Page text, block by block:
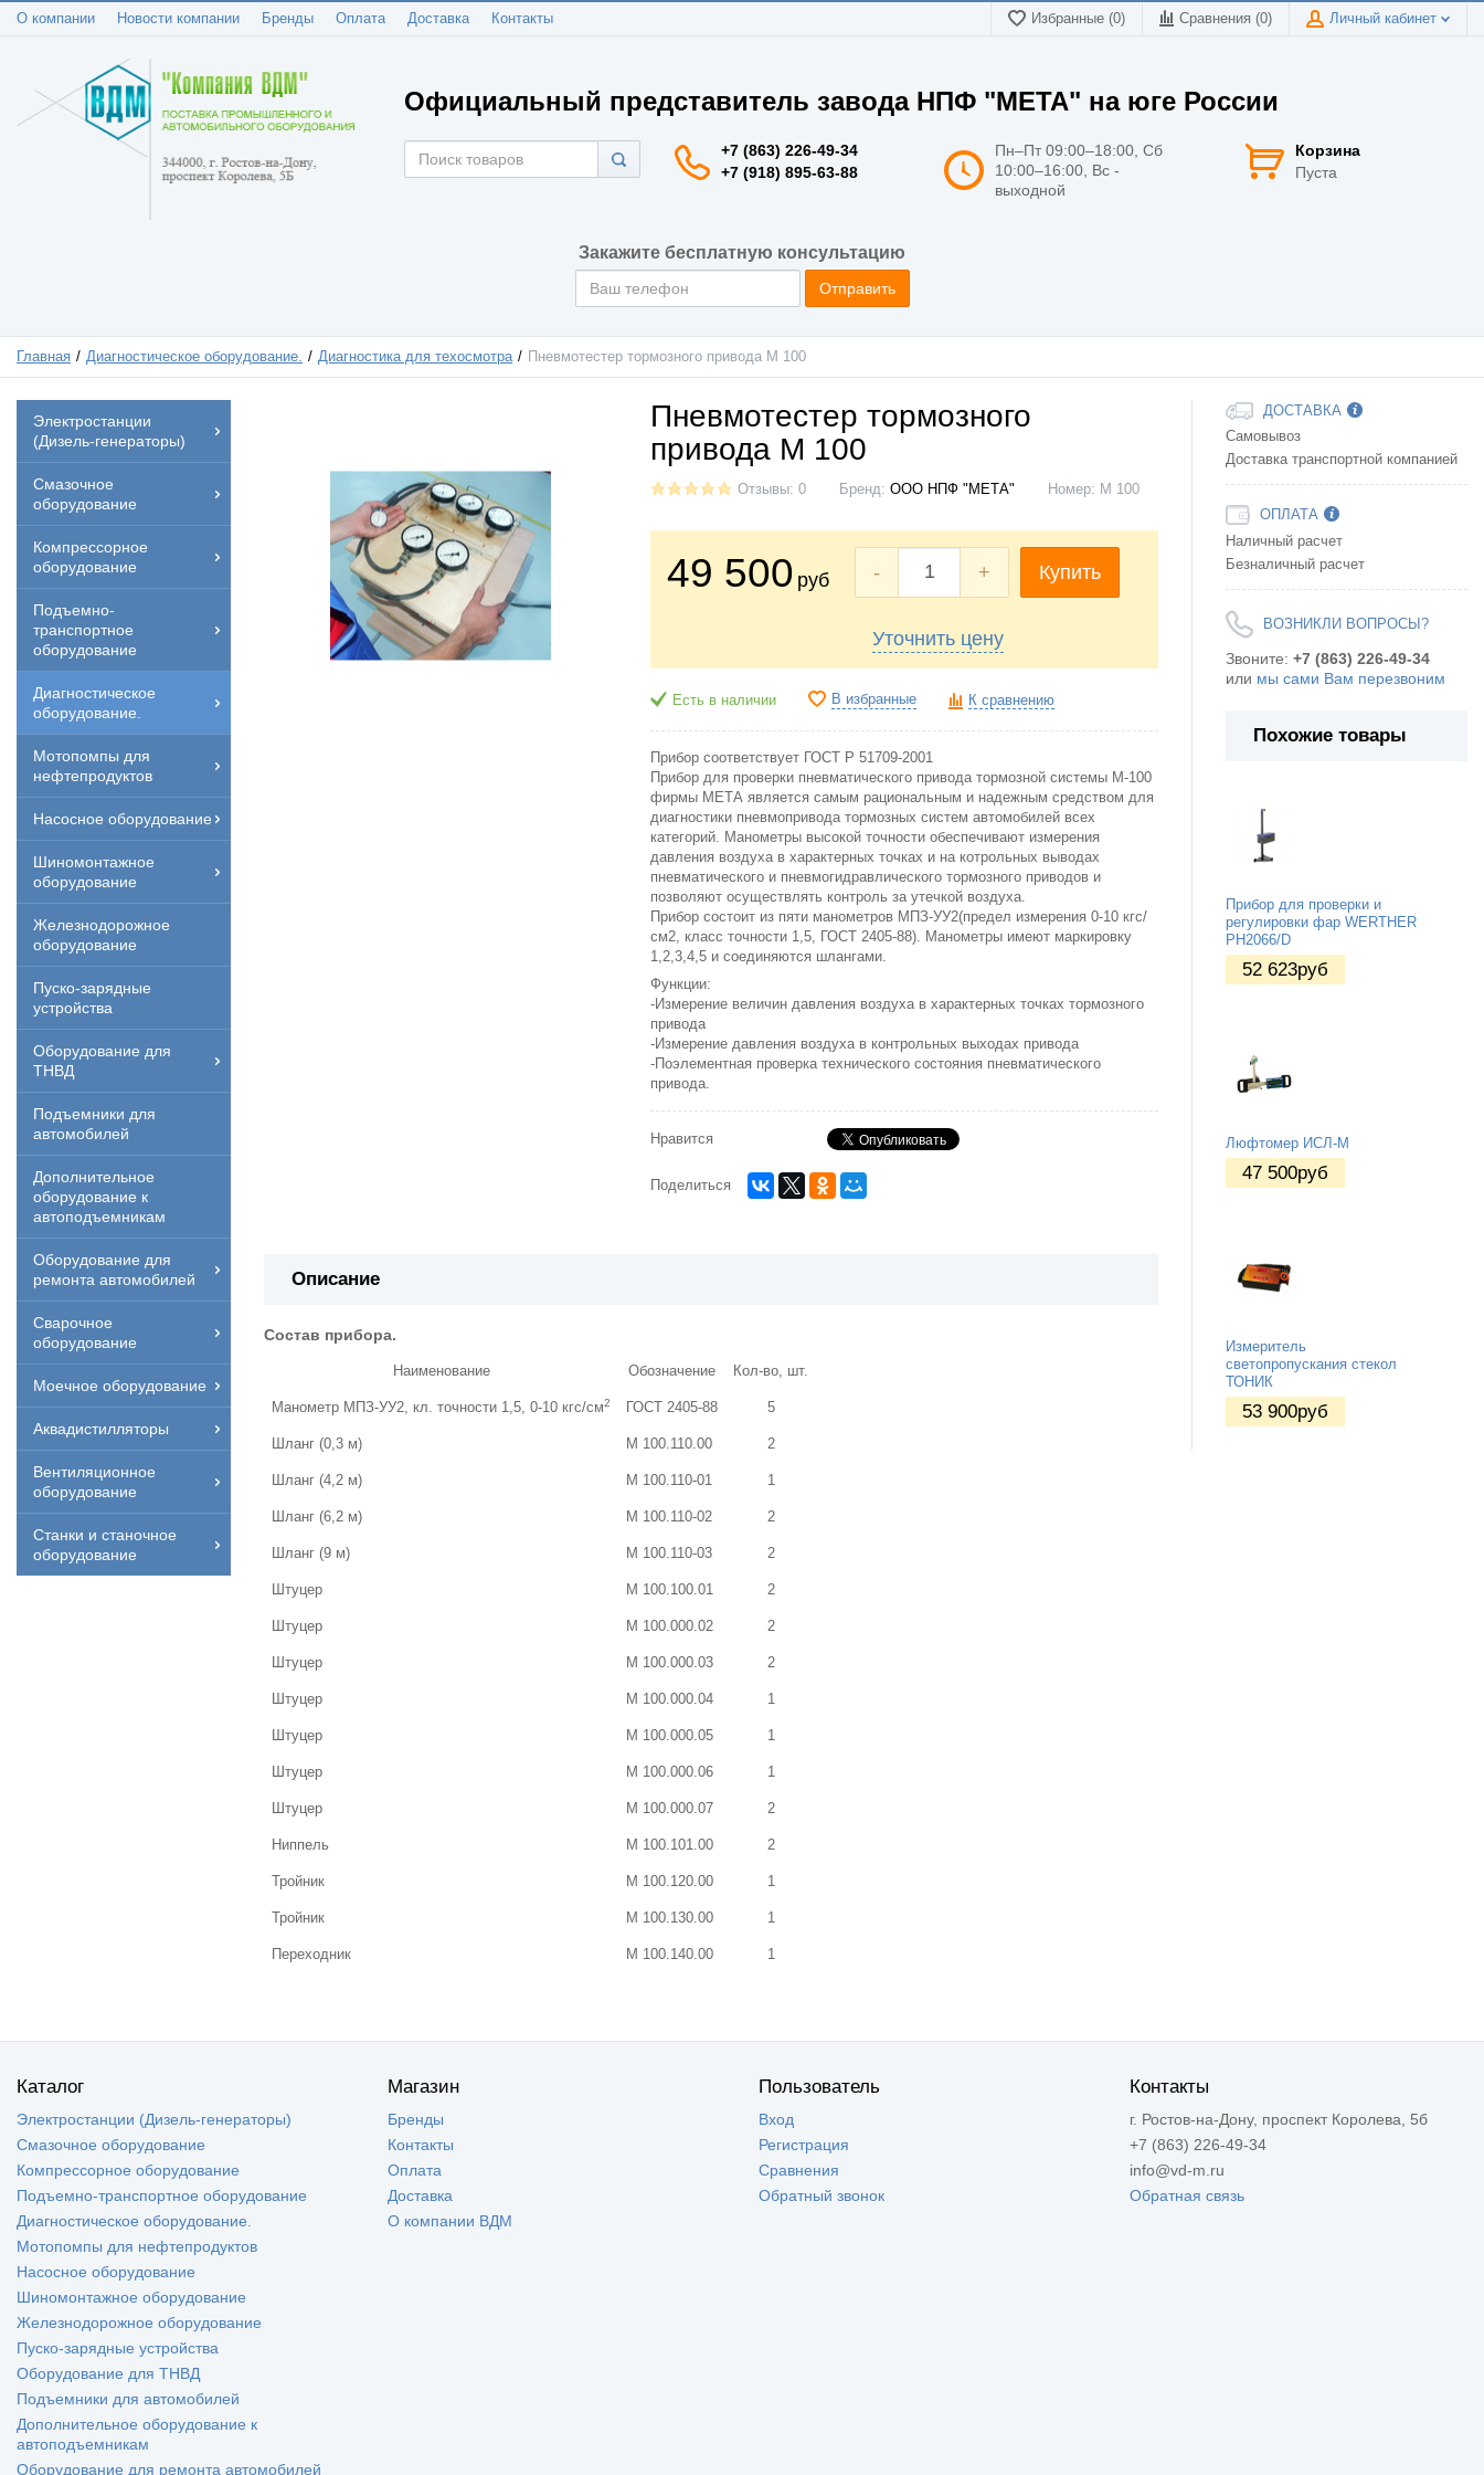
О компании Новости компании Бренды Оплата Доставка Контакты Избранные (0) Сравнения (0) Личный кабинет
Официальный представитель завода НПФ "МЕТА" на юге России
+7 (863) 226-49-34
+7 (918) 895-63-88
Пн–Пт 09:00–18:00, Сб
10:00–16:00, Вс -
выходной
Корзина
Пуста
Закажите бесплатную консультацию
Отправить
Главная Диагностическое оборудование. Диагностика для техосмотра Пневмотестер тормозного привода М 100
Электростанции
(Дизель-генераторы)
Смазочное
оборудование
Компрессорное
оборудование
Подъемно-
транспортное
оборудование
Диагностическое
оборудование.
Мотопомпы для
нефтепродуктов
Насосное оборудование
Шиномонтажное
оборудование
Железнодорожное
оборудование
Пуско-зарядные
устройства
Оборудование для
ТНВД
Подъемники для
автомобилей
Дополнительное
оборудование к
автоподъемникам
Оборудование для
ремонта автомобилей
Сварочное
оборудование
Моечное оборудование
Аквадистилляторы
Вентиляционное
оборудование
Станки и станочное
оборудование
Пневмотестер тормозного
привода М 100
Отзывы: 0 Бренд: ООО НПФ "МЕТА" Номер: М 100
49 500 руб - + Купить
Уточнить цену
Есть в наличии В избранные К сравнению
Прибор соответствует ГОСТ Р 51709-2001
Прибор для проверки пневматического привода тормозной системы М-100
фирмы МЕТА является самым рациональным и надежным средством для
диагностики пневмопривода тормозных систем автомобилей всех
категорий. Манометры высокой точности обеспечивают измерения
давления воздуха в характерных точках и на котрольных выводах
пневматического и пневмогидравлического тормозного приводов и
позволяют осуществлять контроль за утечкой воздуха.
Прибор состоит из пяти манометров МПЗ-УУ2(предел измерения 0-10 кгс/
см2, класс точности 1,5, ГОСТ 2405-88). Манометры имеют маркировку
1,2,3,4,5 и соединяются шлангами.
Функции:
-Измерение величин давления воздуха в характерных точках тормозного
привода
-Измерение давления воздуха в контрольных выходах привода
-Поэлементная проверка технического состояния пневматического
привода.
Нравится
Поделиться
Описание
Состав прибора.
Наименование Обозначение Кол-во, шт.
Манометр МПЗ-УУ2, кл. точности 1,5, 0-10 кгс/см2 ГОСТ 2405-88 5
Шланг (0,3 м) М 100.110.00 2
Шланг (4,2 м) М 100.110-01 1
Шланг (6,2 м) М 100.110-02 2
Шланг (9 м) М 100.110-03 2
Штуцер М 100.100.01 2
Штуцер М 100.000.02 2
Штуцер М 100.000.03 2
Штуцер М 100.000.04 1
Штуцер М 100.000.05 1
Штуцер М 100.000.06 1
Штуцер М 100.000.07 2
Ниппель М 100.101.00 2
Тройник М 100.120.00 1
Тройник М 100.130.00 1
Переходник М 100.140.00 1
ДОСТАВКА
Самовывоз
Доставка транспортной компанией
ОПЛАТА
Наличный расчет
Безналичный расчет
ВОЗНИКЛИ ВОПРОСЫ?
Звоните: +7 (863) 226-49-34
или мы сами Вам перезвоним
Похожие товары
Прибор для проверки и
регулировки фар WERTHER
PH2066/D
52 623руб
Люфтомер ИСЛ-М
47 500руб
Измеритель
светопропускания стекол
ТОНИК
53 900руб
Каталог
Электростанции (Дизель-генераторы)
Смазочное оборудование
Компрессорное оборудование
Подъемно-транспортное оборудование
Диагностическое оборудование.
Мотопомпы для нефтепродуктов
Насосное оборудование
Шиномонтажное оборудование
Железнодорожное оборудование
Пуско-зарядные устройства
Оборудование для ТНВД
Подъемники для автомобилей
Дополнительное оборудование к
автоподъемникам
Оборудование для ремонта автомобилей
Магазин
Бренды
Контакты
Оплата
Доставка
О компании ВДМ
Пользователь
Вход
Регистрация
Сравнения
Обратный звонок
Контакты
г. Ростов-на-Дону, проспект Королева, 5б
+7 (863) 226-49-34
info@vd-m.ru
Обратная связь